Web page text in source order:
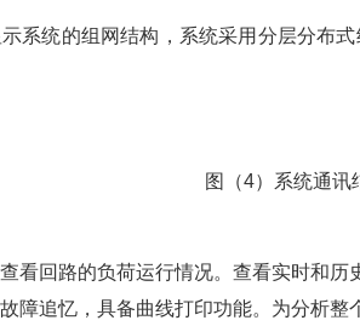
系统的组网结构，系统采用分层分布
图（4）系统通讯
看回路的负荷运行情况。查看实时和
障追忆，具备曲线打印功能。为分析整